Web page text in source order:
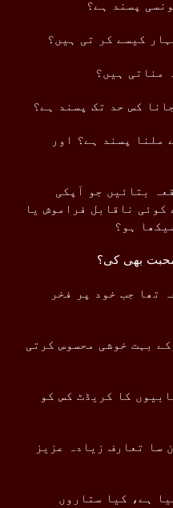
سے ملنا پسند ہے؟ اور
واقعہ بتائیں جو آپکی
ناقابل فراموش یا
ہو؟
لمحہ تھا جب خود پر فخر
کام کرکے بہت خوشی محسوس کرتی
کا میابیوں کا کریڈٹ کس کو
کون سا تعارف زیادہ عزیز
کیا ہے، کیا ستاروں